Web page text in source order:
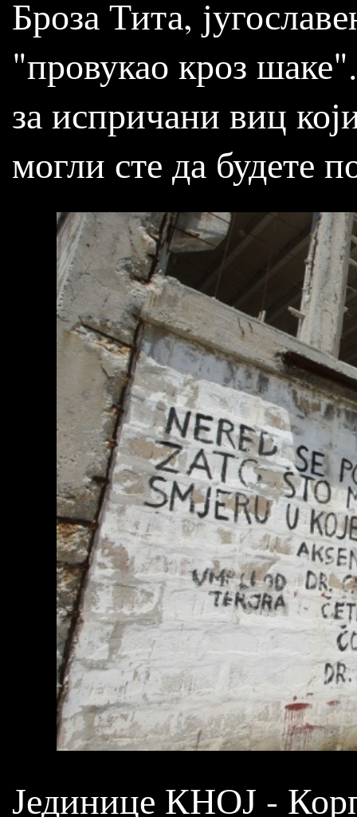
Броза Тита,
"провукао кроз
за испричани виц
могли сте да будете
Јединице КНОЈ -